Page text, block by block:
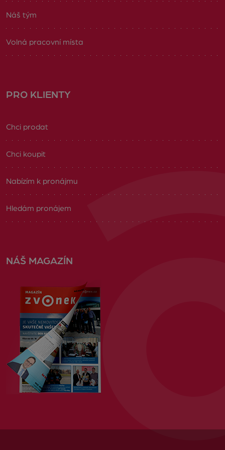
Náš tým
Volná pracovní místa
PRO KLIENTY
Chci prodat
Chci koupit
Nabízím k pronájmu
Hledám pronájem
NÁŠ MAGAZÍN